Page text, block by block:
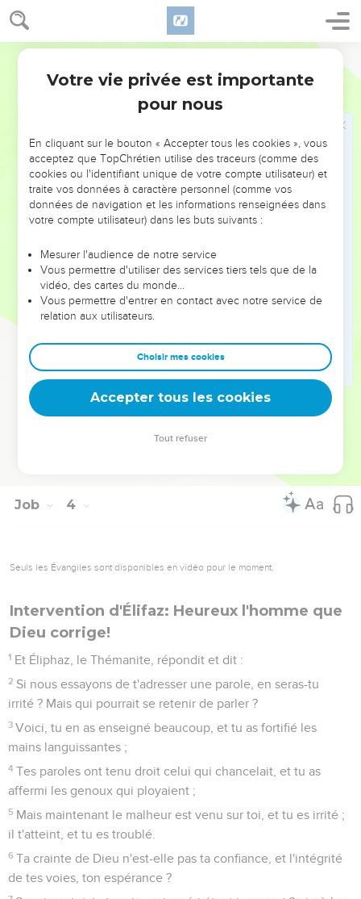
3
16 Ou, comme un avorton caché, je n'aurais pas été, -comme
les petits enfants qui n'ont pas vu la lumière.
les forces sont épuisées par la fatigue sont en repos ;
Les prisonniers demeurent ensemble tranquilles, ils
Là sont le petit et le grand, et le serviteur libéré de son
maître.
Pourquoi la lumière est-elle donnée au misérable, et la vie
à ceux qui ont l'amertume dans l'âme,
cherchent plus que des trésors cachés,
Qui se réjouissent jusqu'aux transports et sont dans
l'allégresse, parce qu'ils ont trouvé le sépulcre, -
A l'homme de qui le chemin est caché et que +Dieu a
enfermé de toutes parts ?
Car mon gémissement vient avant mon pain, et mes
rugissements débordent comme des eaux.
Car j'ai eu une crainte, et elle est venue sur moi, et ce que
Job 4
Seuls les Évangiles sont disponibles en vidéo pour le moment.
Intervention d'Élifaz: Heureux l'homme que
Dieu corrige!
1 Et Éliphaz, le Thémanite, répondit et dit :
2 Si nous essayons de t'adresser une parole, en seras-tu
irrité ? Mais qui pourrait se retenir de parler ?
3 Voici, tu en as enseigné beaucoup, et tu as fortifié les
mains languissantes ;
4 Tes paroles ont tenu droit celui qui chancelait, et tu as
affermi les genoux qui ployaient ;
5 Mais maintenant le malheur est venu sur toi, et tu es irrité ;
il t'atteint, et tu es troublé.
6 Ta crainte de Dieu n'est-elle pas ta confiance, et l'intégrité
de tes voies, ton espérance ?
Votre vie privée est importante
pour nous
En cliquant sur le bouton « Accepter tous les cookies », vous
acceptez que TopChrétien utilise des traceurs (comme des
cookies ou l'identifiant unique de votre compte utilisateur) et
traite vos données à caractère personnel (comme vos
données de navigation et les informations renseignées dans
votre compte utilisateur) dans les buts suivants :
Mesurer l'audience de notre service
Vous permettre d'utiliser des services tiers tels que de la
vidéo, des cartes du monde…
Vous permettre d'entrer en contact avec notre service de
relation aux utilisateurs.
Choisir mes cookies
Accepter tous les cookies
Tout refuser